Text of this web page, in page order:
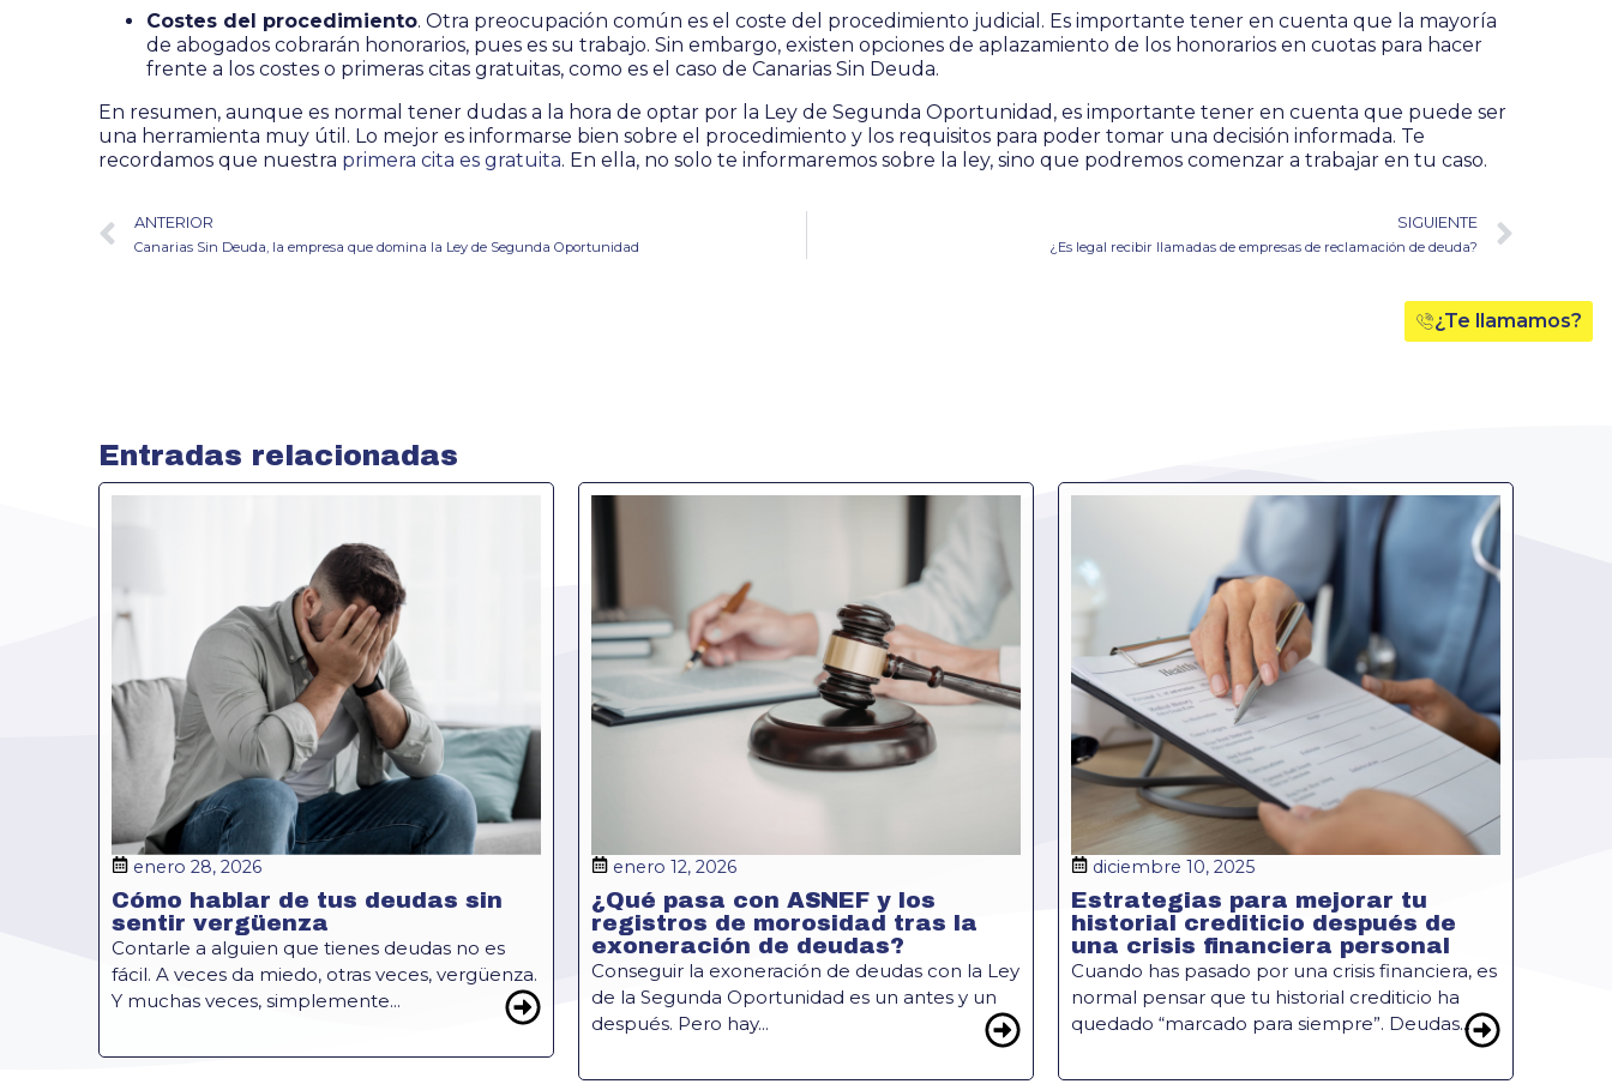
¿Te llamamos?
Costes del procedimiento. Otra preocupación común es el coste del procedimiento judicial. Es importante tener en cuenta que la mayoría
de abogados cobrarán honorarios, pues es su trabajo. Sin embargo, existen opciones de aplazamiento de los honorarios en cuotas para hacer
frente a los costes o primeras citas gratuitas, como es el caso de Canarias Sin Deuda.
En resumen, aunque es normal tener dudas a la hora de optar por la Ley de Segunda Oportunidad, es importante tener en cuenta que puede ser
una herramienta muy útil. Lo mejor es informarse bien sobre el procedimiento y los requisitos para poder tomar una decisión informada. Te
recordamos que nuestra primera cita es gratuita. En ella, no solo te informaremos sobre la ley, sino que podremos comenzar a trabajar en tu caso.
ANTERIOR
Canarias Sin Deuda, la empresa que domina la Ley de Segunda Oportunidad
SIGUIENTE
¿Es legal recibir llamadas de empresas de reclamación de deuda?
Entradas relacionadas
enero 28, 2026
Cómo hablar de tus deudas sin
sentir vergüenza
Contarle a alguien que tienes deudas no es
fácil. A veces da miedo, otras veces, vergüenza.
Y muchas veces, simplemente...
enero 12, 2026
¿Qué pasa con ASNEF y los
registros de morosidad tras la
exoneración de deudas?
Conseguir la exoneración de deudas con la Ley
de la Segunda Oportunidad es un antes y un
después. Pero hay...
diciembre 10, 2025
Estrategias para mejorar tu
historial crediticio después de
una crisis financiera personal
Cuando has pasado por una crisis financiera, es
normal pensar que tu historial crediticio ha
quedado “marcado para siempre”. Deudas...